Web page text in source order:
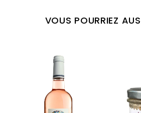
VOUS POURRIEZ